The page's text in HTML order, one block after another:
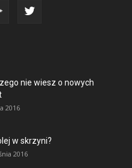
nie wiesz o nowych
2016
w skrzyni?
2016